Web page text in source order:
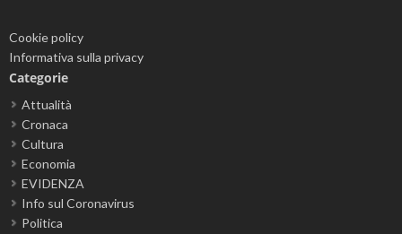
Cookie policy
Informativa sulla privacy
Categorie
Attualità
Cronaca
Cultura
Economia
EVIDENZA
Info sul Coronavirus
Politica